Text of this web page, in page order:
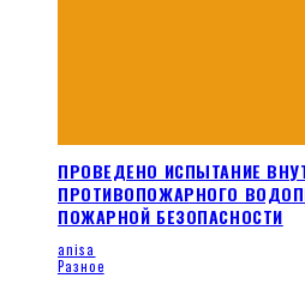
ПРОВЕДЕНО ИСПЫТАНИЕ
ПРОТИВОПОЖАРНОГО
ПОЖАРНОЙ БЕЗОПАСНОСТИ
anisa
Разное